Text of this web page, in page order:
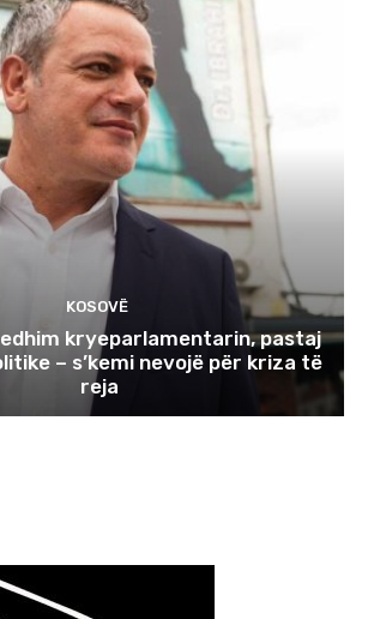
KOSOVË
kryeparlamentarin, pastaj
– s’kemi nevojë për kriza të
reja